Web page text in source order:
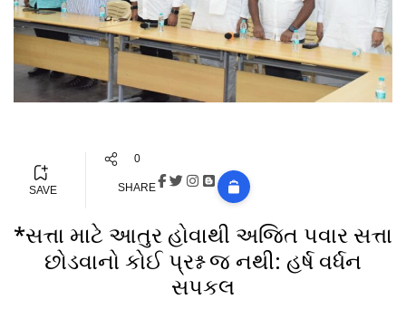
SAVE
0
SHARE
*સત્તા માટે આતુર હોવાથી અજિત પવાર સત્તા
છોડવાનો કોઈ પ્રશ્ન જ નથી: હર્ષ વર્ધન
સપકલ